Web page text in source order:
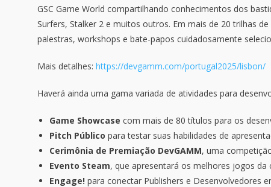
GSC Game World compartilhando conhecimentos dos
Surfers, Stalker 2 e muitos outros. Em mais de 20 trilhas
palestras, workshops e bate-papos cuidadosamente
Mais detalhes: https://devgamm.com/portugal2025/lisbon/
Haverá ainda uma gama variada de atividades para
Game Showcase com mais de 80 títulos para os
Pitch Público para testar suas habilidades de
Cerimônia de Premiação DevGAMM, uma
Evento Steam, que apresentará os melhores jogos da
Engage! para conectar Publishers e Desenvolvedores